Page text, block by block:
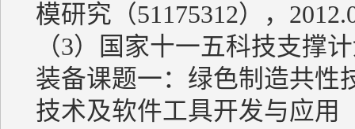
模研究（51175312），
（3）国家十一五科技支撑
装备课题一：绿色制造共性
技术及软件工具开发与应用